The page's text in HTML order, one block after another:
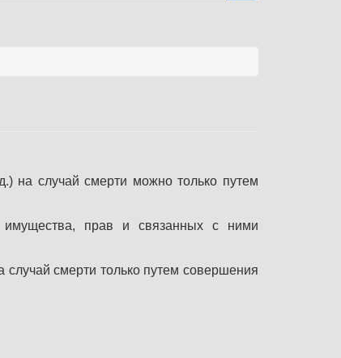
на случай смерти можно только путем
прав и связанных с ними
смерти только путем совершения